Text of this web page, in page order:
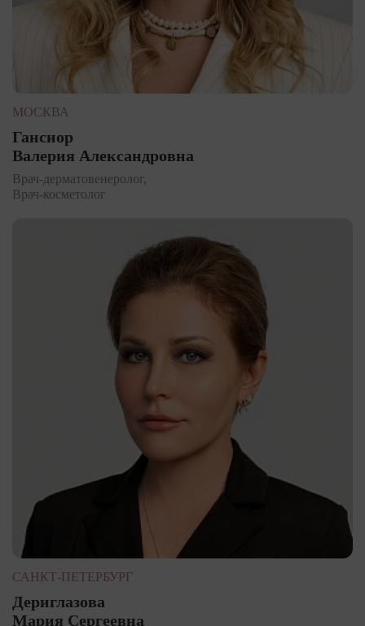
МОСКВА
Гансиор
Валерия Александровна
Врач-дерматовенеролог,
Врач-косметолог
САНКТ-ПЕТЕРБУРГ
Дериглазова
Мария Сергеевна